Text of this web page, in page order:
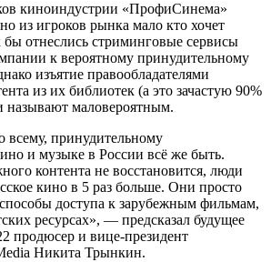
киноиндустрии «ПрофиСинема»
из игроков рынка мало кто хочет
бы отнеслись стриминговые сервисы
к вероятному принудительному
изъятие правообладателями
из их библиотек (а это зачастую 90%
называют маловероятным.
всему, принудительному
и музыке в России всё же быть.
контента не восстановится, люди
кино в 5 раз больше. Они просто
способы доступа к зарубежным фильмам,
ресурсах», — предсказал будущее
продюсер и вице-президент
Никита Трынкин.